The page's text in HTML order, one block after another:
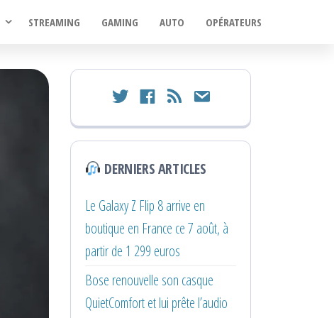
STREAMING GAMING AUTO OPÉRATEURS
twitter facebook
rss email
DERNIERS ARTICLES
Le Galaxy Z Flip 8 arrive en
boutique en France ce 7 août, à
partir de 1 299 euros
Bose renouvelle son casque
QuietComfort et lui prête l’audio